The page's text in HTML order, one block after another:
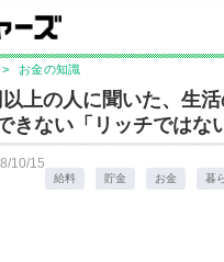
> お金の知識
上の人に聞いた、生
きない「リッチではな
10/15
給料 貯金 お金 暮